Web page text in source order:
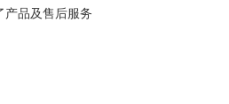
产品及售后服务